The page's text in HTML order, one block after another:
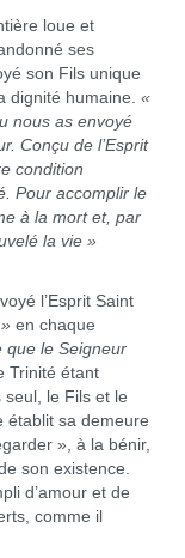
loue et
ses
son Fils unique
dignité humaine. «
nous as envoyé
Conçu de l’Esprit
condition
Pour accomplir le
à la mort et, par
la vie »
l’Esprit Saint
en chaque
que le Seigneur
Trinité étant
seul, le Fils et le
établit sa demeure
», à la bénir,
son existence.
d’amour et de
comme il